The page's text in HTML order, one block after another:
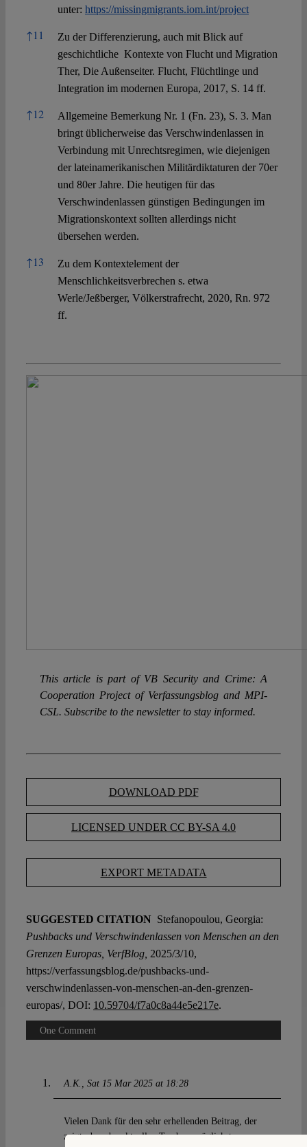
unter: https://missingmigrants.iom.int/project
↑11
Zu der Differenzierung, auch mit Blick auf
geschichtliche Kontexte von Flucht und Migration
Ther, Die Außenseiter. Flucht, Flüchtlinge und
Integration im modernen Europa, 2017, S. 14 ff.
↑12
Allgemeine Bemerkung Nr. 1 (Fn. 23), S. 3. Man
bringt üblicherweise das Verschwindenlassen in
Verbindung mit Unrechtsregimen, wie diejenigen
der lateinamerikanischen Militärdiktaturen der 70er
und 80er Jahre. Die heutigen für das
Verschwindenlassen günstigen Bedingungen im
Migrationskontext sollten allerdings nicht
übersehen werden.
↑13
Zu dem Kontextelement der
Menschlichkeitsverbrechen s. etwa
Werle/Jeßberger, Völkerstrafrecht, 2020, Rn. 972
ff.
This article is part of VB Security and Crime: A
Cooperation Project of Verfassungsblog and MPI-
CSL. Subscribe to the newsletter to stay informed.
DOWNLOAD PDF
LICENSED UNDER CC BY-SA 4.0
EXPORT METADATA
SUGGESTED CITATION Stefanopoulou, Georgia:
Pushbacks und Verschwindenlassen von Menschen an den
Grenzen Europas, VerfBlog, 2025/3/10,
https://verfassungsblog.de/pushbacks-und-
verschwindenlassen-von-menschen-an-den-grenzen-
europas/, DOI: 10.59704/f7a0c8a44e5e217e.
One Comment
A.K. Sat 15 Mar 2025 at 18:28
Vielen Dank für den sehr erhellenden Beitrag, der
zeigt, dass der aktuellen Tendenz möglichst